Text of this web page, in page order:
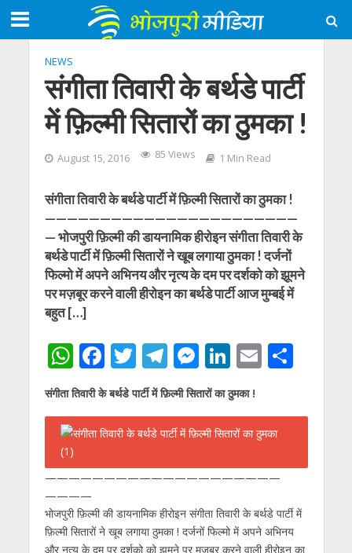
NEWS
संगीता तिवारी के बर्थडे पार्टी
में फ़िल्मी सितारों का ठुमका !
August 15, 2016 85 Views 1 Min Read
संगीता तिवारी के बर्थडे पार्टी में फ़िल्मी सितारों का ठुमका !
———————————————————————
— भोजपुरी फ़िल्मी की डायनामिक हीरोइन संगीता तिवारी के
बर्थडे पार्टी में फ़िल्मी सितारों ने खूब लगाया ठुमका ! दर्जनों
फिल्मो में अपने अभिनय और नृत्य के दम पर दर्शको को झूमने
पर मज़बूर करने वाली हीरोइन का बर्थडे पार्टी आज मुम्बई में
बहुत […]
W
h
at
s
A
p
p
F
ac
e
b
o
k
T
w
itt
er
T
el
e
gr
m
M
e
ss
e
g
er
Li
n
k
e
n
E
l
S
संगीता तिवारी के बर्थडे पार्टी में फ़िल्मी सितारों का ठुमका !
————————————————————
————
भोजपुरी फ़िल्मी की डायनामिक हीरोइन संगीता तिवारी के बर्थडे पार्टी में
फ़िल्मी सितारों ने खूब लगाया ठुमका ! दर्जनों फिल्मो में अपने अभिनय
और नृत्य के दम पर दर्शको को झूमने पर मज़बूर करने वाली हीरोइन का